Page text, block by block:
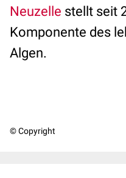
Neuzelle stellt seit
Komponente des
Algen.
© Copyright